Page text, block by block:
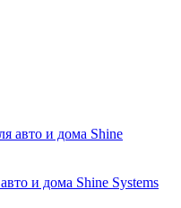
и дома Shine Systems